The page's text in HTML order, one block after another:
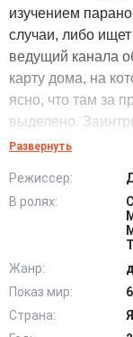
изучением
случаи, либо
ведущий канала
карту дома, на
ясно, что там за
выделено.
творчества
том, что за
внимательно
делает
что место
задумчивости и
как поступать с
обращается
Развернуть
Режиссер:
В ролях:
Жанр:
Показ мир:
Страна: